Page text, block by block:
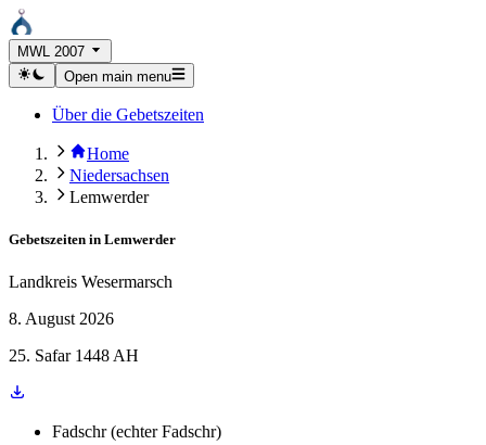
MWL 2007
Open main menu
Über die Gebetszeiten
Home
Niedersachsen
Lemwerder
Gebetszeiten in Lemwerder
Landkreis Wesermarsch
8. August 2026
25. Safar 1448 AH
Fadschr (echter Fadschr)